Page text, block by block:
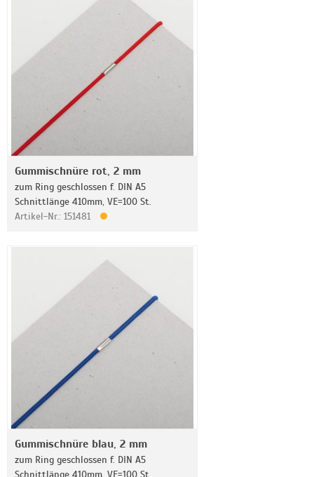
Gummischnüre rot, 2 mm
zum Ring geschlossen f. DIN A5
Schnittlänge 410mm, VE=100 St.
Artikel-Nr.: 151481
Gummischnüre blau, 2 mm
zum Ring geschlossen f. DIN A5
Schnittlänge 410mm, VE=100 St.